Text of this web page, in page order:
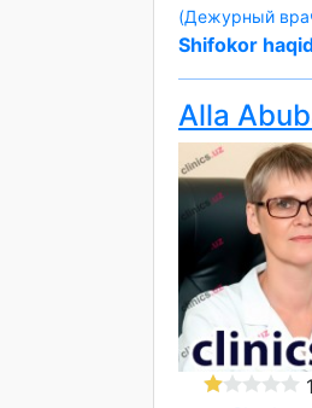
(Дежурный
Shifokor
Alla